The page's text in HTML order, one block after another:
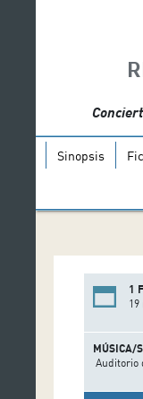
Sinopsis
1
19
MÚSICA/
Auditorio